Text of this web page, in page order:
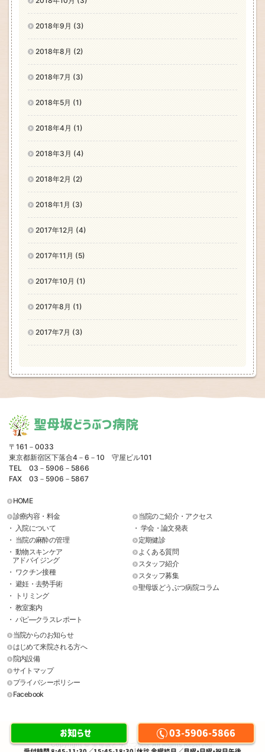
お知らせ 03-5906-5866
2018年9月 (3)
2018年8月 (2)
2018年7月 (3)
2018年5月 (1)
2018年4月 (1)
2018年3月 (4)
2018年2月 (2)
2018年1月 (3)
2017年12月 (4)
2017年11月 (5)
2017年10月 (1)
2017年8月 (1)
2017年7月 (3)
聖母坂どうぶつ病院
〒161－0033
東京都新宿区下落合4－6－10 守屋ビル101
TEL 03－5906－5866
FAX 03－5906－5867
HOME
診療内容・料金
・ 入院について
・ 当院の麻酔の管理
・ 動物スキンケア
アドバイジング
・ ワクチン接種
・ 避妊・去勢手術
・ トリミング
・ 教室案内
・ パピ―クラスレポート
当院のご紹介・アクセス
・ 学会・論文発表
定期健診
よくある質問
スタッフ紹介
スタッフ募集
聖母坂どうぶつ病院コラム
当院からのお知らせ
はじめて来院される方へ
院内設備
サイトマップ
プライバシーポリシー
Facebook
Copyright © 聖母坂どうぶつ病院 All Rights Reserved.